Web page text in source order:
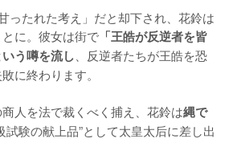
ったれた考え」だと却下され、花鈴は
に。彼女は街で 「王皓が反逆者を皆
う噂を流し 、反逆者たちが王皓を恐
に終わります。
人を法で裁くべく捕え、花鈴は縄で
試験の献上品”として太皇太后に差し出